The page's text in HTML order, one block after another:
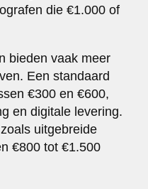
die €1.000 of
bieden vaak meer
Een standaard
€300 en €600,
en digitale levering.
uitgebreide
€800 tot €1.500